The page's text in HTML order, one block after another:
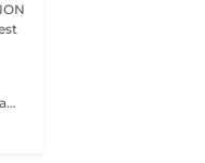
Cupping therapy is an ancient healing technique that uses special cups to create gentle suction on the skin. This suction promotes blood flow, relieves muscle tension, reduces inflammation, and supports deep relaxation. The treatment can help release toxins, improve circulation, and ease chronic pain or stiffness. *Please note that cupping therapy could just be added to a massage service with includes back massage.